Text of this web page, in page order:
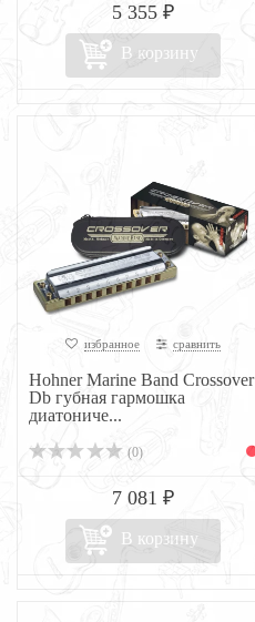
5 355 ₽
В корзину
избранное сравнить
Hohner Marine Band Crossover
Db губная гармошка
диатониче...
(0)
7 081 ₽
В корзину